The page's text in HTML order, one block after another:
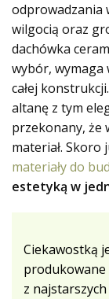
odprowadzania
wilgocią oraz
dachówka
wybór,
całej
altanę z tym
przekonany, że
materiał. Skoro
materiały do
estetyką w
Ciekawostką
produkowane
z